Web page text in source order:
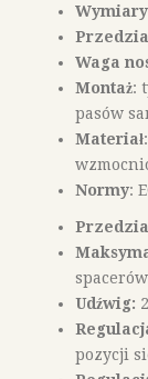
Wymiary
Waga
Montaż:
pasów
Materiał
Normy:
Udźwig:
pozycji